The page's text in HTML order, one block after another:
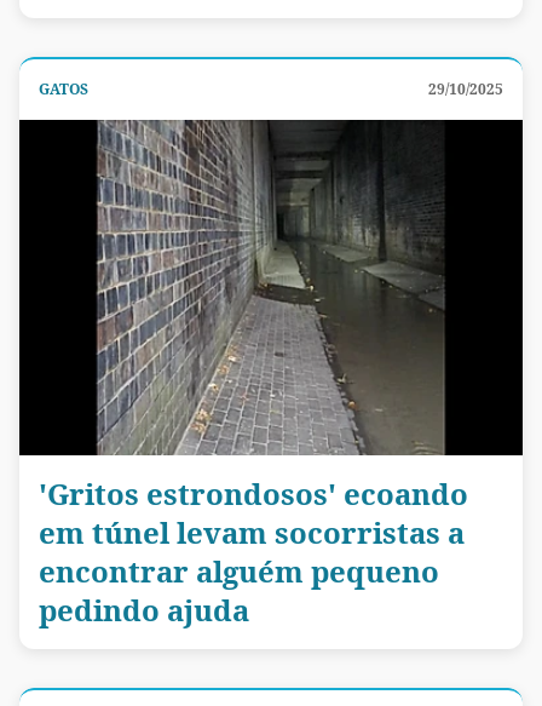
GATOS 29/10/2025
'Gritos estrondosos' ecoando
em túnel levam socorristas a
encontrar alguém pequeno
pedindo ajuda